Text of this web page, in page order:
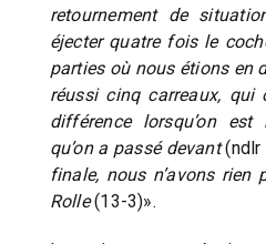
retournement de
éjecter quatre fois le
parties où nous étions en
réussi cinq carreaux,
différence lorsqu’on
qu’on a passé devant(ndlr
finale, nous n’avons rien
Rolle(13-3)».